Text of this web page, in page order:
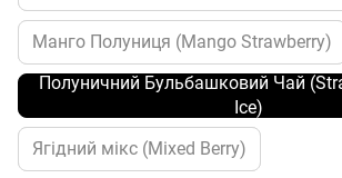
Манго Полуниця (Mango Strawberry)
Полуничний Бульбашковий Чай
Ice)
Ягідний мікс (Mixed Berry)